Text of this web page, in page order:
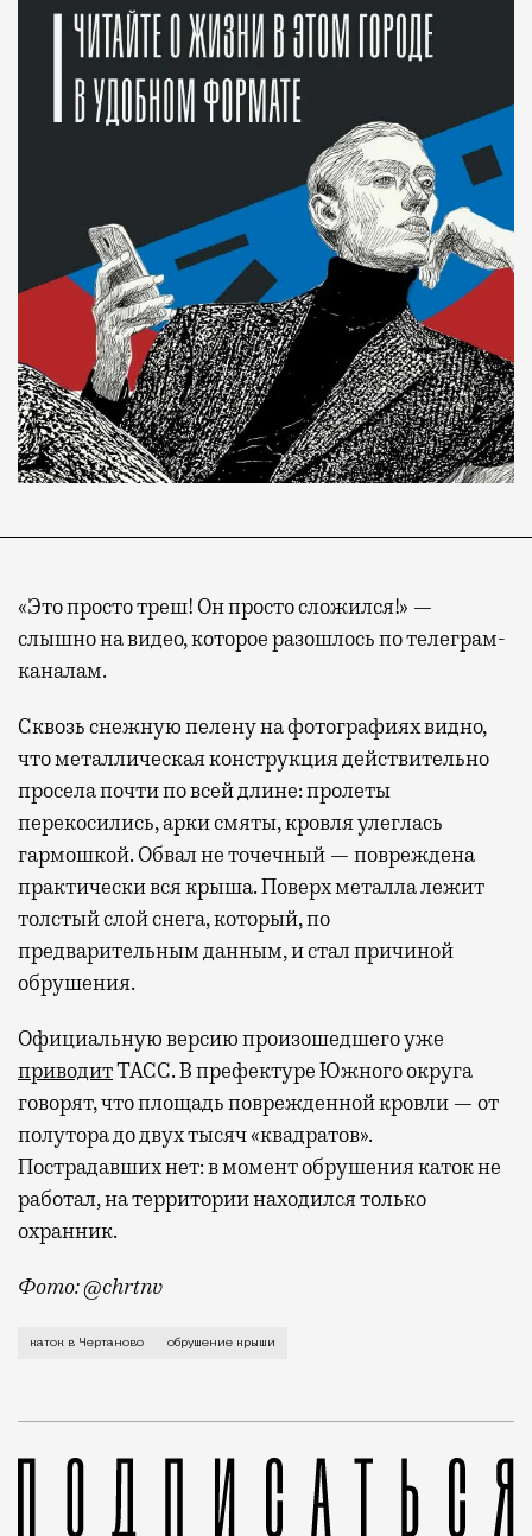
«Это просто треш! Он просто сложился!» —
слышно на видео, которое разошлось по телеграм-
каналам.
Сквозь снежную пелену на фотографиях видно,
что металлическая конструкция действительно
просела почти по всей длине: пролеты
перекосились, арки смяты, кровля улеглась
гармошкой. Обвал не точечный — повреждена
практически вся крыша. Поверх металла лежит
толстый слой снега, который, по
предварительным данным, и стал причиной
обрушения.
Официальную версию произошедшего уже
приводитТАСС. В префектуре Южного округа
говорят, что площадь поврежденной кровли — от
полутора до двух тысяч «квадратов».
Пострадавших нет: в момент обрушения каток не
работал, на территории находился только
охранник.
Фото: @chrtnv
Пока город утопает в снегу и буксует в
каток в Чертаново обрушение крыши